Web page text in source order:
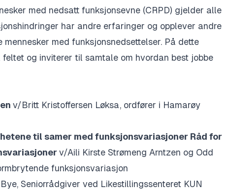
med nedsatt funksjonsevne (CRPD) gjelder alle
har andre erfaringer og opplever andre
med funksjonsnedsettelser. På dette
og inviterer til samtale om hvordan best jobbe
v/Britt Kristoffersen Løksa, ordfører i Hamarøy
til samer med funksjonsvariasjoner Råd for
v/Aili Kirste Strømeng Arntzen og Odd
funksjonsvariasjon
Seniorrådgiver ved Likestillingssenteret KUN